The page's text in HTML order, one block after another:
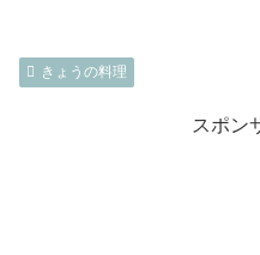
きょうの料理
スポン